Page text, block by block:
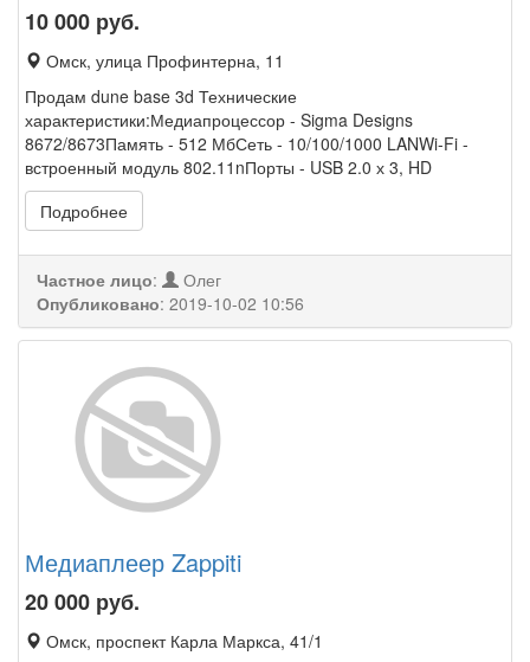
10 000 руб.
Омск, улица Профинтерна, 11
Продам dune base 3d Технические
характеристики:Медиапроцессор - Sigma Designs
8672/8673Память - 512 МбСеть - 10/100/1000 LANWi-Fi -
встроенный модуль 802.11nПорты - USB 2.0 х 3, HD
Подробнее
Частное лицо:
Олег
Опубликовано: 2019-10-02 10:56
Медиаплеер Zappiti
20 000 руб.
Омск, проспект Карла Маркса, 41/1